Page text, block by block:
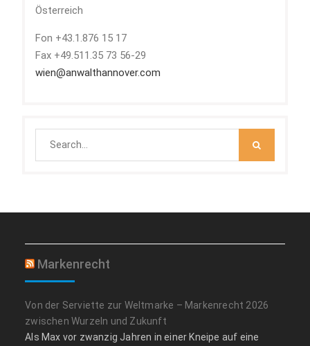
Österreich
Fon +43.1.876 15 17
Fax +49.511.35 73 56-29
wien@anwalthannover.com
Markenrecht
Von der Serviette zur Weltmarke – Markenrecht 2026
zwischen Wurzeln und Zukunft
Als Max vor zwanzig Jahren in einer Kneipe auf eine